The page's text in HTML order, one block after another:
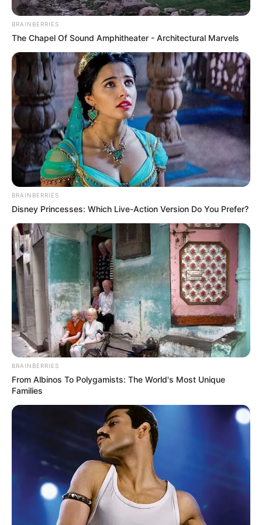
közösségi médiás tartalom lesz.
Ebben az új térben a régi rutin már nem erő, hanem
teher.
Magyar Péter nem hagyja lepattanni a kérdéseket
A Fidesz hosszú éveken át hozzászokott ahhoz,
hogy a parlamenti viták jelentős része valójában
nem vita. Elmondták a saját narratívájukat,
BRAINBERRIES
The Chapel Of Sound Amphitheater - Architectural Marvels
BRAINBERRIES
Disney Princesses: Which Live-Action Version Do You Prefer?
BRAINBERRIES
From Albinos To Polygamists: The World's Most Unique
Families